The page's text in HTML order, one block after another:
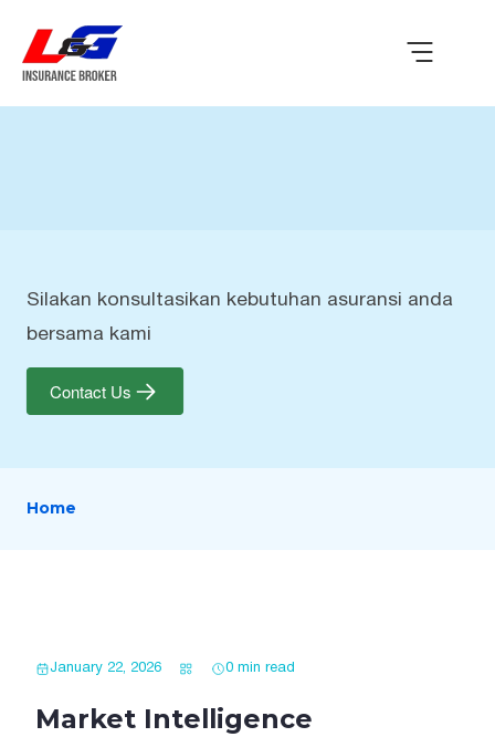
Silakan konsultasikan kebutuhan asuransi anda
bersama kami
Contact Us
Home
January 22, 2026 0 min read
Market Intelligence